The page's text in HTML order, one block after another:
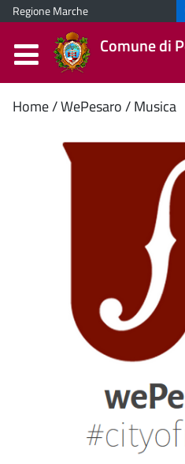
Regione Marche
Comune di
Contenuto
principale
Home WePesaro Musica